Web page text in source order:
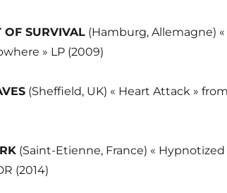
OF SURVIVAL(Hamburg, Allemagne)
» LP (2009)
(Sheffield, UK) « Heart Attack »
(Saint-Etienne, France) « Hypnotized
(2014)